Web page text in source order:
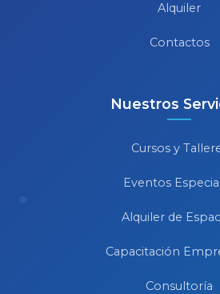
Alquiler
Contactos
Nuestros
Cursos y
Eventos
Alquiler de
Capacitación
Consultoría